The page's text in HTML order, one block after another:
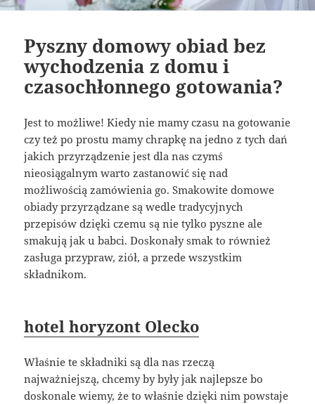
Pyszny domowy obiad bez
wychodzenia z domu i
czasochłonnego gotowania?
Jest to możliwe! Kiedy nie mamy czasu na gotowanie
czy też po prostu mamy chrapkę na jedno z tych dań
jakich przyrządzenie jest dla nas czymś
nieosiągalnym warto zastanowić się nad
możliwością zamówienia go. Smakowite domowe
obiady przyrządzane są wedle tradycyjnych
przepisów dzięki czemu są nie tylko pyszne ale
smakują jak u babci. Doskonały smak to również
zasługa przypraw, ziół, a przede wszystkim
składnikom.
hotel horyzont Olecko
Właśnie te składniki są dla nas rzeczą
najważniejszą, chcemy by były jak najlepsze bo
doskonale wiemy, że to właśnie dzięki nim powstaje